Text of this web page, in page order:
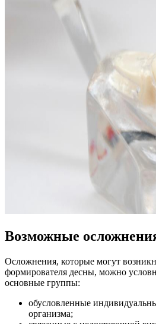
Возможные
Осложнения, которые могут
формирователя десны, можно
основные группы:
обусловленные
организма;